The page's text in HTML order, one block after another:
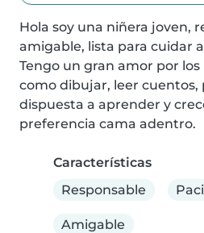
Hola soy una niñera joven,
amigable, lista para cuidar
Tengo un gran amor por
como dibujar, leer cuentos,
dispuesta a aprender y
preferencia cama adentro.
Características
Responsable
Amigable